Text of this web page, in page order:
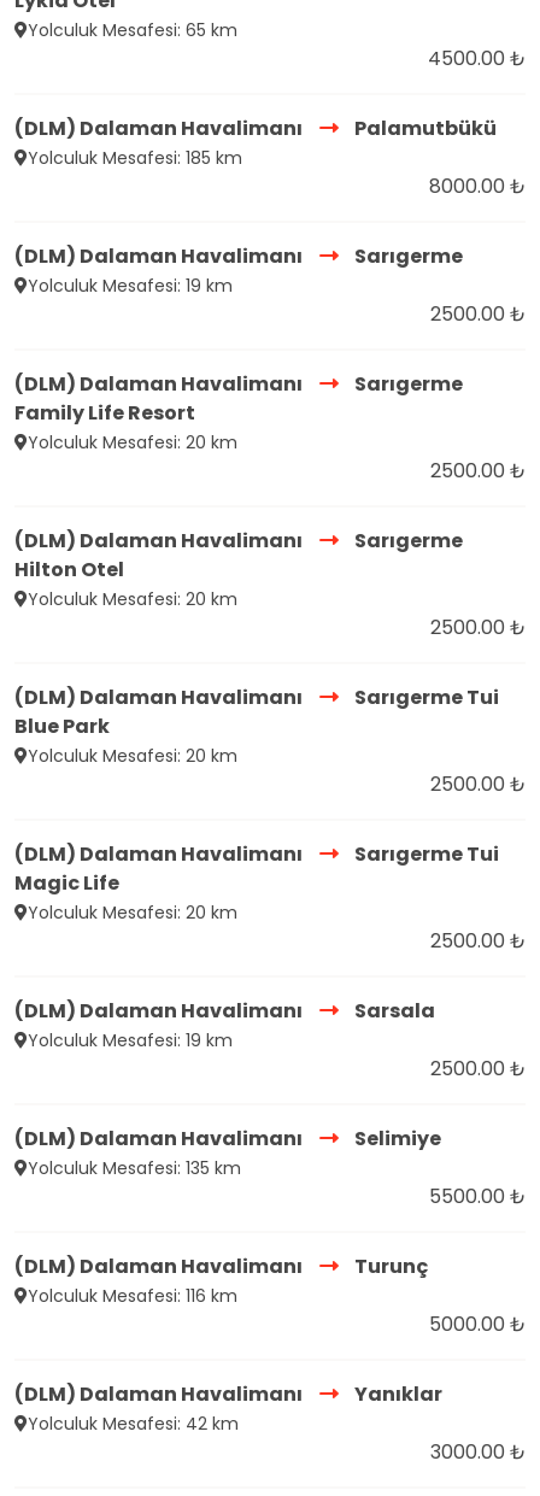
Yolculuk Mesafesi: 65 km
4500.00 ₺
(DLM) Dalaman Havalimanı Palamutbükü
Yolculuk Mesafesi: 185 km
8000.00 ₺
(DLM) Dalaman Havalimanı Sarıgerme
Yolculuk Mesafesi: 19 km
2500.00 ₺
(DLM) Dalaman Havalimanı
Sarıgerme
Family Life Resort
Yolculuk Mesafesi: 20 km
2500.00 ₺
(DLM) Dalaman Havalimanı
Sarıgerme
Hilton Otel
Yolculuk Mesafesi: 20 km
2500.00 ₺
(DLM) Dalaman Havalimanı
Sarıgerme Tui
Blue Park
Yolculuk Mesafesi: 20 km
2500.00 ₺
(DLM) Dalaman Havalimanı
Sarıgerme Tui
Magic Life
Yolculuk Mesafesi: 20 km
2500.00 ₺
(DLM) Dalaman Havalimanı Sarsala
Yolculuk Mesafesi: 19 km
2500.00 ₺
(DLM) Dalaman Havalimanı Selimiye
Yolculuk Mesafesi: 135 km
5500.00 ₺
(DLM) Dalaman Havalimanı Turunç
Yolculuk Mesafesi: 116 km
5000.00 ₺
(DLM) Dalaman Havalimanı Yanıklar
Yolculuk Mesafesi: 42 km
3000.00 ₺